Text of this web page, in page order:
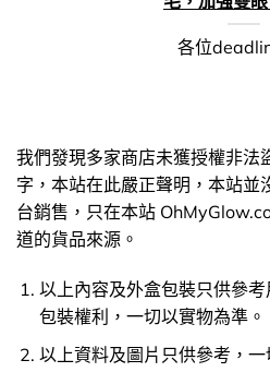
各位
我們發現多家商店未獲授權非法
字，本站在此嚴正聲明，本站並
台銷售，只在本站
道的貨品來源。
以上內容及外盒包裝只供參
包裝權利，一切以實物為準。
以上資料及圖片只供參考，